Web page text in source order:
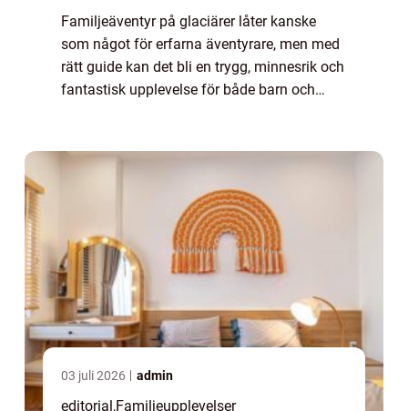
Familjeäventyr på glaciärer låter kanske
som något för erfarna äventyrare, men med
rätt guide kan det bli en trygg, minnesrik och
fantastisk upplevelse för både barn och
03 juli 2026 admin
editorial,Familjeupplevelser